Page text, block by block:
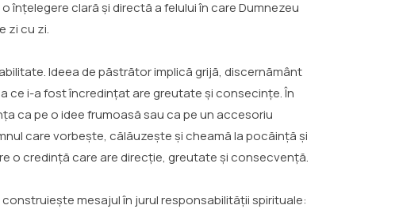
înțelegere clară și directă a felului în care Dumnezeu
zi cu zi.
Ideea de păstrător implică grijă, discernământ
ce i-a fost încredințat are greutate și consecințe. În
ca pe o idee frumoasă sau ca pe un accesoriu
care vorbește, călăuzește și cheamă la pocăință și
o credință care are direcție, greutate și consecvență.
construiește mesajul în jurul responsabilității spirituale: